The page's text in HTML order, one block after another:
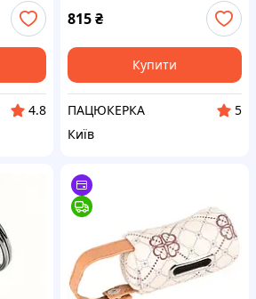
4.8
дверима, 48.6х32.3х30.3 см
815₴
Купити
ПАЦЮКЕРКА
5
Київ